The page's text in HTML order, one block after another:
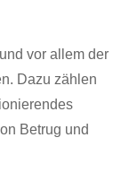
vor allem der
Dazu zählen
Betrug und